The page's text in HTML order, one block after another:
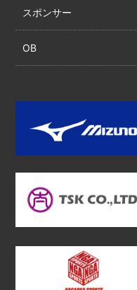
スポンサー
OB